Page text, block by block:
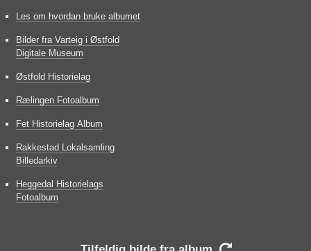
Les om hvordan bruke albumet
Bilder fra Varteig i Østfold
Digitale Museum
Østfold Historielag
Rælingen Fotoalbum
Fet Historielag Album
Rakkestad Lokalsamling
Billedarkiv
Heggedal Historielags
Fotoalbum